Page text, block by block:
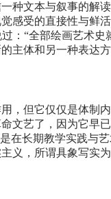
种文本与叙事的解
感受的直接性与鲜
：“全部绘画艺术
体和另一种表达
，但它仅仅是体制
文艺了，因为它早
在长期教学实践与
义，所谓具象写实